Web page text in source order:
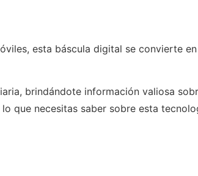
esta báscula digital se convierte
brindándote información valiosa
que necesitas saber sobre esta